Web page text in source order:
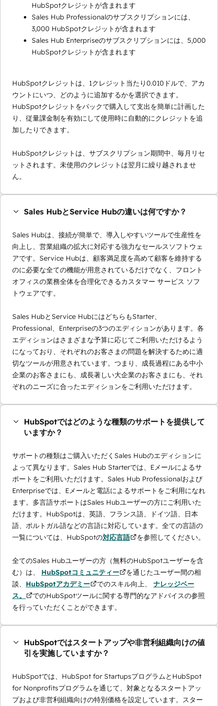
HubSpotクレジットが含まれます
Sales Hub Professionalのサブスクリプションには、
3,000 HubSpotクレジットが含まれます
Sales Hub Enterpriseのサブスクリプションには、5,000
HubSpotクレジットが含まれます
HubSpotクレジットは、1クレジット当たり0.010ドルで、アカ
ウントにいつ、どのように追加するかを選択できます。
HubSpotクレジットをパックで購入して支出を簡単に計画した
り、従量課金制を有効にして使用時に自動的にクレジットを追
加したりできます。
HubSpotクレジットは、サブスクリプション期間中、毎月リセ
ットされます。未使用のクレジットは翌月に繰り越されませ
ん。
Sales HubとService Hubの違いは何ですか？
Sales Hubは、接続が簡単で、導入しやすいツールで生産性を
向上し、営業組織の拡大に対応する強力なセールスソフトウェ
アです。Service Hubは、顧客満足度を高めて顧客を維持する
のに必要な全ての機能が用意されているだけでなく、フロント
オフィスの業務全体を合理化できるカスタマー サービス ソフ
トウェアです。
Sales HubとService HubにはどちらもStarter、
Professional、Enterpriseの3つのエディションがあります。各
エディションはさまざまな予算に応じてご利用いただけるよう
になっており、それぞれのお客さまの問題を解決するために適
切なツールが用意されています。つまり、成長過程にある中小
企業のお客さまにも、成長著しい大企業のお客さまにも、それ
ぞれのニーズに合ったエディションをご利用いただけます。
HubSpotではどのような種類のサポートを提供して
いますか？
サポートの種類はご購入いただくSales Hubのエディションに
よって異なります。Sales Hub Starterでは、Eメールによるサ
ポートをご利用いただけます。Sales Hub Professionalおよび
Enterpriseでは、Eメールと電話によるサポートをご利用になれ
ます。多言語サポートはSales Hubユーザーの方にご利用いた
だけます。HubSpotは、英語、フランス語、ドイツ語、日本
語、ポルトガル語などの言語に対応しています。全ての言語の
一覧については、HubSpotの対応言語 を参照してください。
全てのSales Hubユーザーの方（無料のHubSpotユーザーを含
む）は、 HubSpotコミュニティー
を通じたユーザー間の相
談、 HubSpotアカデミー でのスキル向上、 ナレッジベー
ス。
でのHubSpotツールに関する専門的なアドバイスの参照
を行っていただくことができます。
HubSpotではスタートアップや非営利組織向けの値
引を実施していますか？
HubSpotでは、HubSpot for StartupsプログラムとHubSpot
for Nonprofitsプログラムを通じて、対象となるスタートアッ
プおよび非営利組織向けの特別価格を設定しています。スター